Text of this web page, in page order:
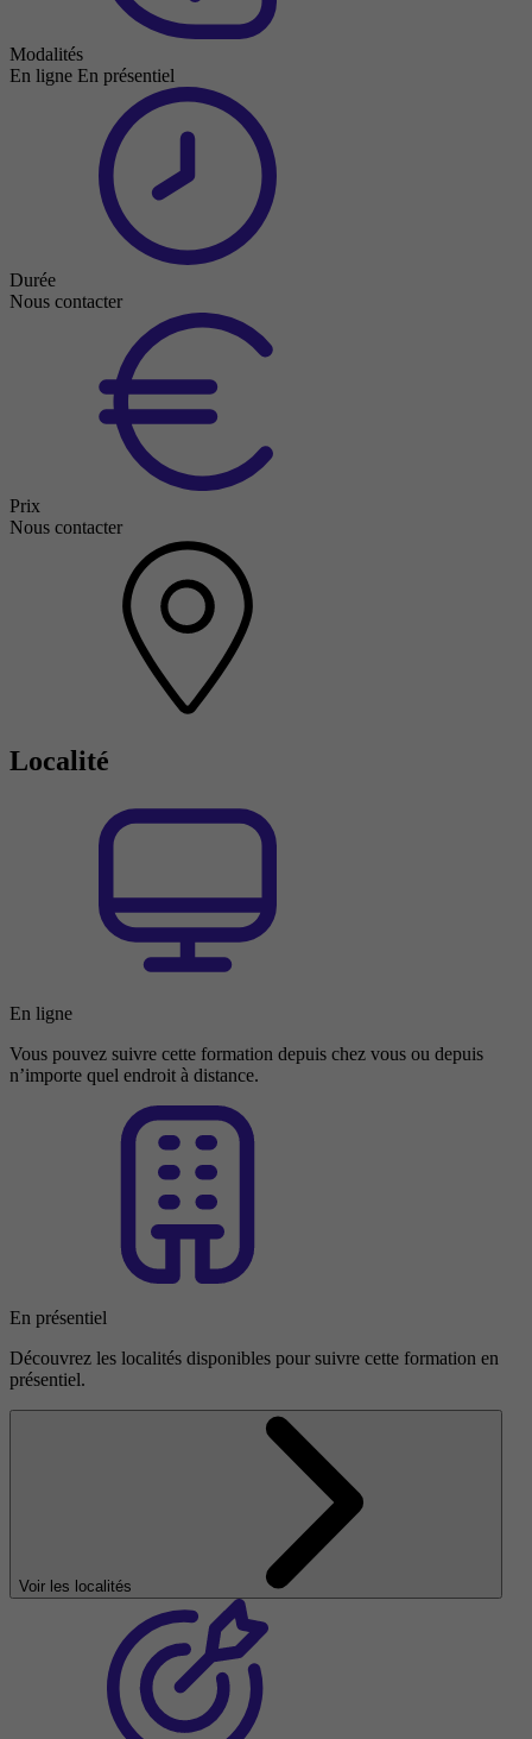
Modalités
En ligne En présentiel
Durée
Nous contacter
Prix
Nous contacter
Localité
En ligne
Vous pouvez suivre cette formation depuis chez vous ou depuis
n’importe quel endroit à distance.
En présentiel
Découvrez les localités disponibles pour suivre cette formation en
présentiel.
Voir les localités